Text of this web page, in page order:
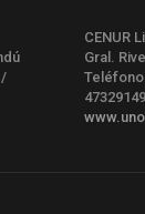
/
CENUR
Gral.
47329149